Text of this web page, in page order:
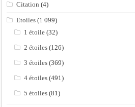
Citation (4)
Etoiles (1 099)
1 étoile (32)
2 étoiles (126)
3 étoiles (369)
4 étoiles (491)
5 étoiles (81)